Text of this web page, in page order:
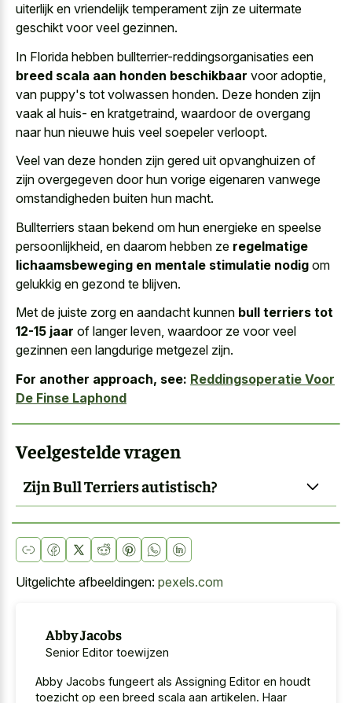
uiterlijk en vriendelijk temperament zijn ze uitermate
geschikt voor veel gezinnen.
In Florida hebben bullterrier-reddingsorganisaties een
breed scala aan honden beschikbaar voor adoptie,
van puppy's tot volwassen honden. Deze honden zijn
vaak al huis- en kratgetraind, waardoor de overgang
naar hun nieuwe huis veel soepeler verloopt.
Veel van deze honden zijn gered uit opvanghuizen of
zijn overgegeven door hun vorige eigenaren vanwege
omstandigheden buiten hun macht.
Bullterriers staan bekend om hun energieke en speelse
persoonlijkheid, en daarom hebben ze regelmatige
lichaamsbeweging en mentale stimulatie nodig om
gelukkig en gezond te blijven.
Met de juiste zorg en aandacht kunnen bull terriers tot
12-15 jaar of langer leven, waardoor ze voor veel
gezinnen een langdurige metgezel zijn.
For another approach, see: Reddingsoperatie Voor
De Finse Laphond
Veelgestelde vragen
Zijn Bull Terriers autistisch?
Uitgelichte afbeeldingen: pexels.com
Abby Jacobs
Senior Editor toewijzen
Abby Jacobs fungeert als Assigning Editor en houdt
toezicht op een breed scala aan artikelen. Haar